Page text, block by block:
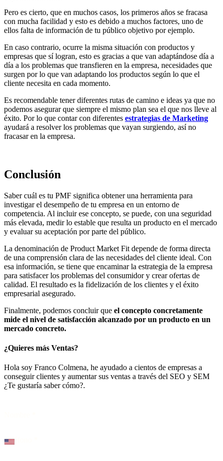
Pero es cierto, que en muchos casos, los primeros años se fracasa
con mucha facilidad y esto es debido a muchos factores, uno de
ellos falta de información de tu público objetivo por ejemplo.
En caso contrario, ocurre la misma situación con productos y
empresas que sí logran, esto es gracias a que van adaptándose día a
día a los problemas que transfieren en la empresa, necesidades que
surgen por lo que van adaptando los productos según lo que el
cliente necesita en cada momento.
Es recomendable tener diferentes rutas de camino e ideas ya que no
podemos asegurar que siempre el mismo plan sea el que nos lleve al
éxito. Por lo que contar con diferentes estrategias de Marketing
ayudará a resolver los problemas que vayan surgiendo, así no
fracasar en la empresa.
Conclusión
Saber cuál es tu PMF significa obtener una herramienta para
investigar el desempeño de tu empresa en un entorno de
competencia. Al incluir ese concepto, se puede, con una seguridad
más elevada, medir lo estable que resulta un producto en el mercado
y evaluar su aceptación por parte del público.
La denominación de Product Market Fit depende de forma directa
de una comprensión clara de las necesidades del cliente ideal. Con
esa información, se tiene que encaminar la estrategia de la empresa
para satisfacer los problemas del consumidor y crear ofertas de
calidad. El resultado es la fidelización de los clientes y el éxito
empresarial asegurado.
Finalmente, podemos concluir que el concepto concretamente
mide el nivel de satisfacción alcanzado por un producto en un
mercado concreto.
¿Quieres más Ventas?
Hola soy Franco Colmena, he ayudado a cientos de empresas a
conseguir clientes y aumentar sus ventas a través del SEO y SEM
¿Te gustaría saber cómo?.
Teléfono